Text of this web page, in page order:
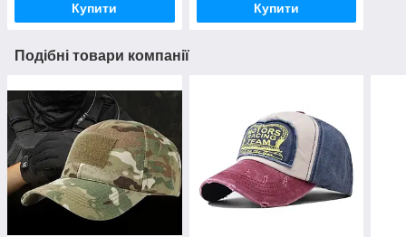
Купити Купити
Подібні товари компанії